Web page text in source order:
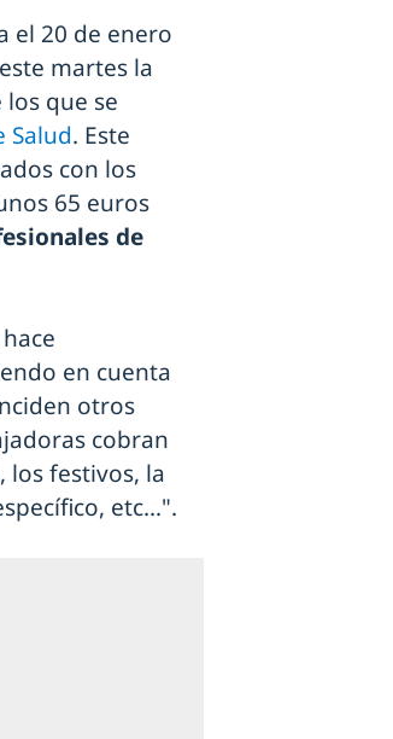
el 20 de enero
martes la
que se
Salud. Este
con los
65 euros
de
en cuenta
otros
cobran
los festivos, la
etc...".